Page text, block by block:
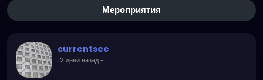
Мероприятия
currentsee
12 дней назад-